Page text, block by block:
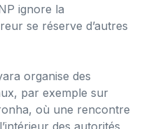
ignore la
se réserve d’autres
organise des
par exemple sur
où une rencontre
des autorités